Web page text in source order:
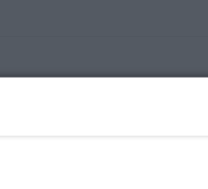
płaskie ekrany
błędem